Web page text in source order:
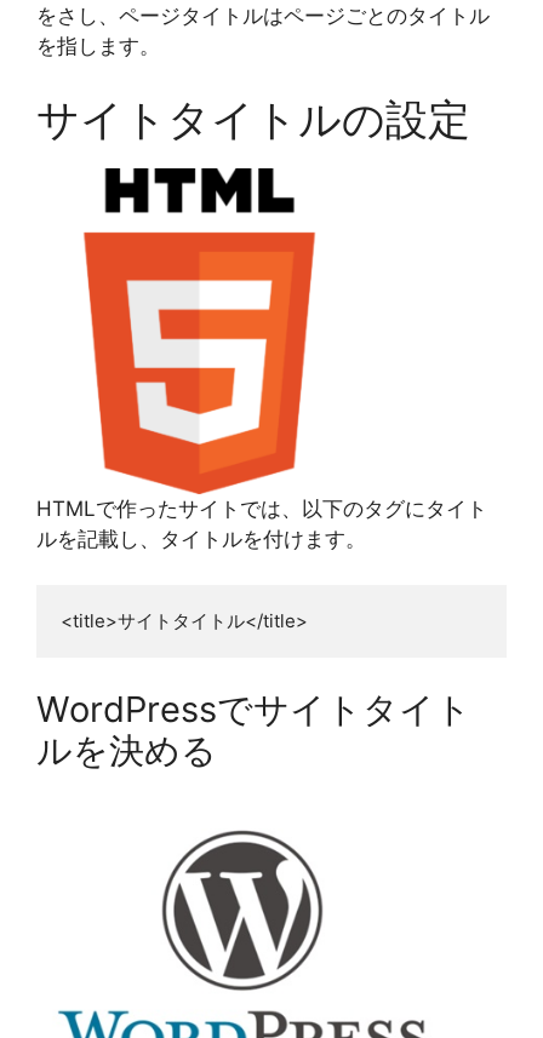
をさし、ページタイトルはページごとのタイトル
を指します。
サイトタイトルの設定
HTMLで作ったサイトでは、以下のタグにタイト
ルを記載し、タイトルを付けます。
<title>サイトタイトル</title>
WordPressでサイトタイト
ルを決める